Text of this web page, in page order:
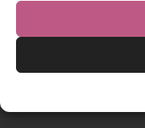
@2025